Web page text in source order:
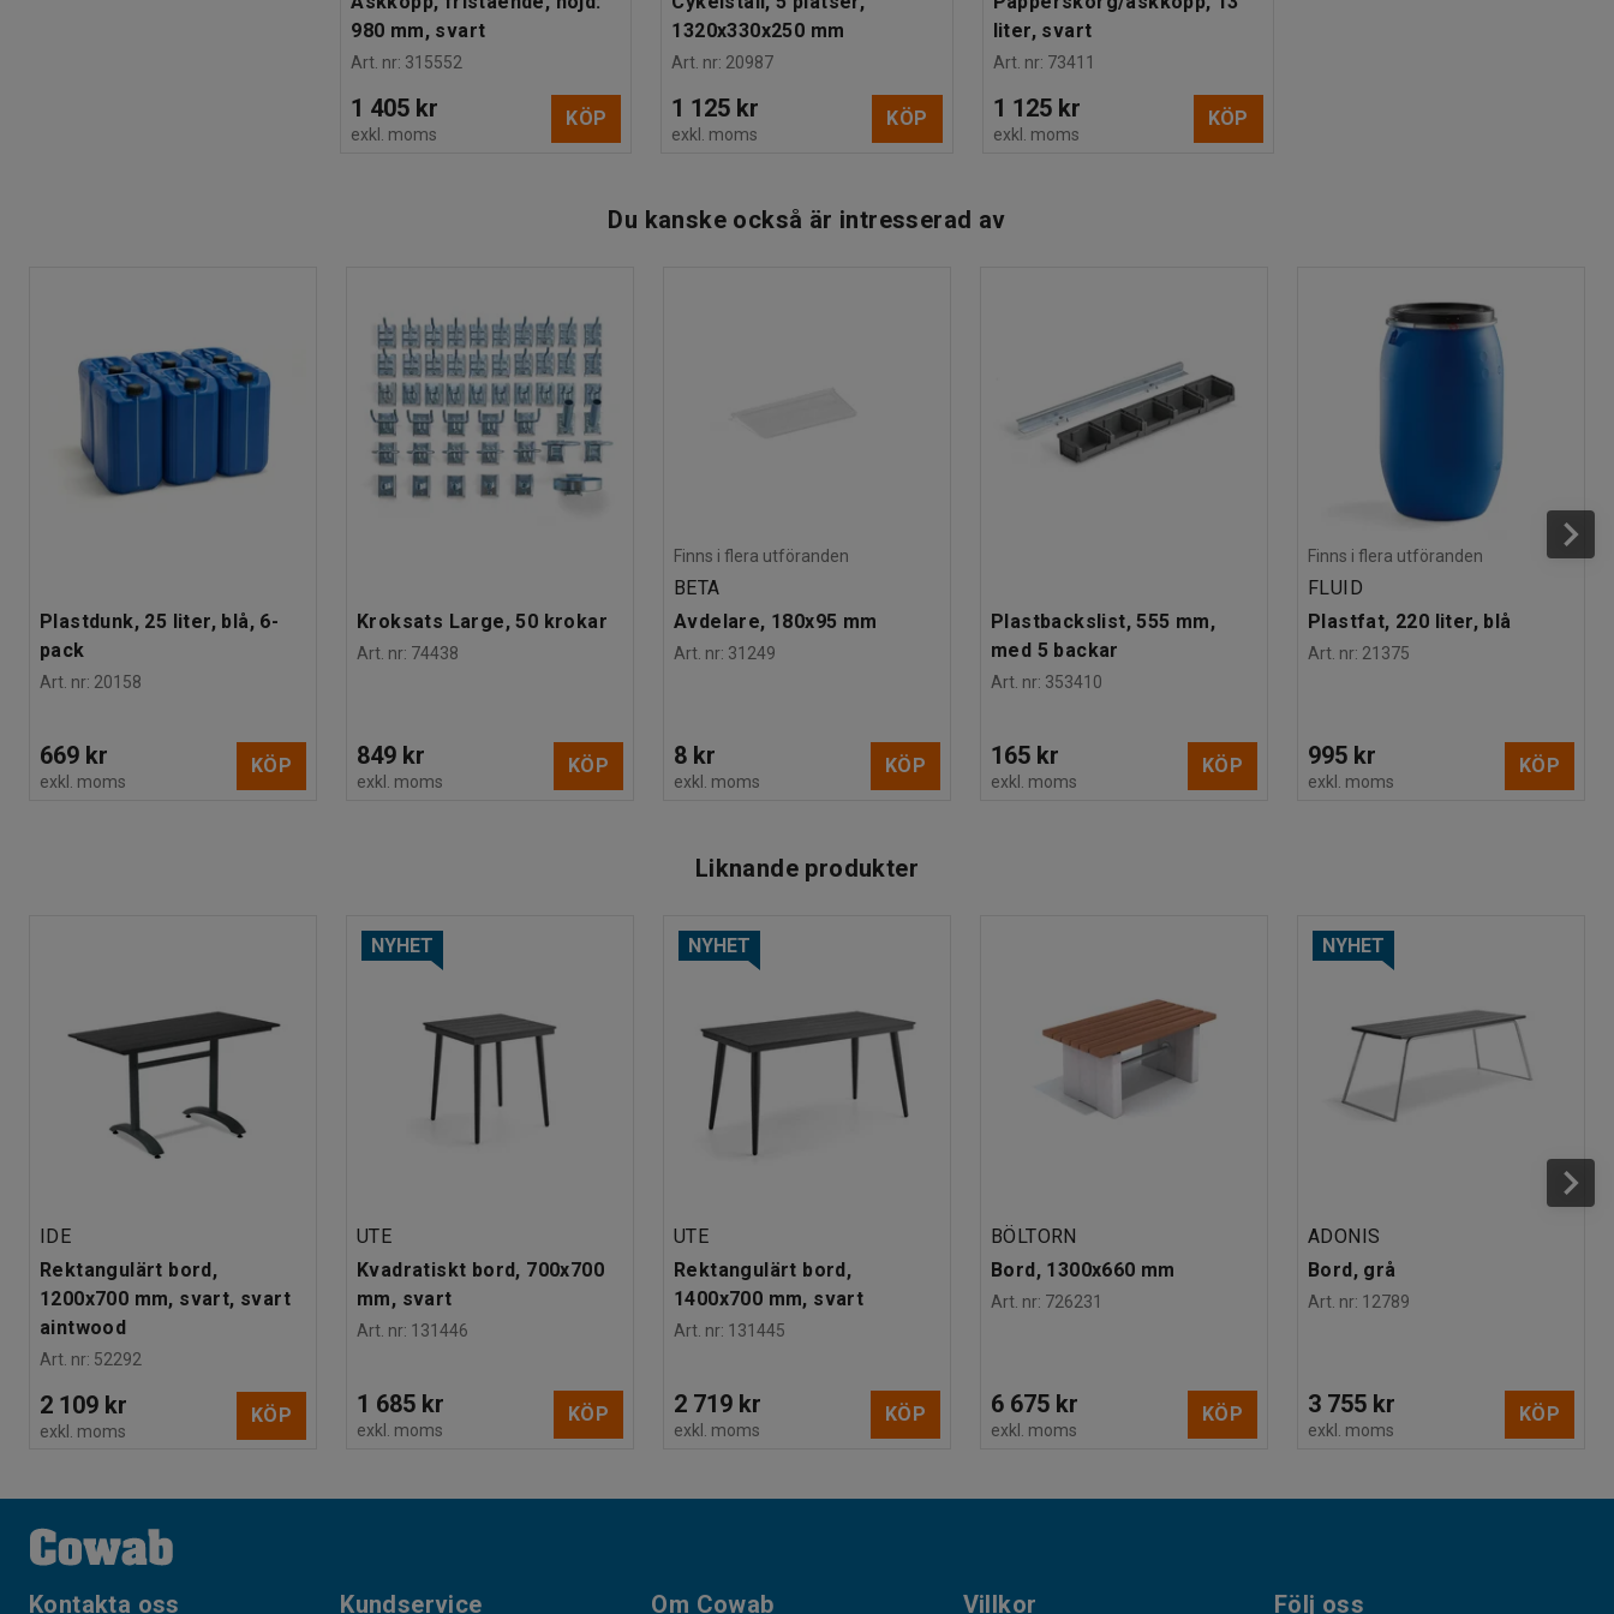
980 mm, svart
Art. nr: 315552
1 405 kr
exkl. moms
KÖP
1320x330x250 mm
Art. nr: 20987
1 125 kr
exkl. moms
KÖP
liter, svart
Art. nr: 73411
1 125 kr
exkl. moms
KÖP
Du kanske också är intresserad av
Plastdunk, 25 liter, blå, 6-
pack
Art. nr: 20158
669 kr
exkl. moms
KÖP
Kroksats Large, 50 krokar
Art. nr: 74438
849 kr
exkl. moms
KÖP
Finns i flera utföranden
BETA
Avdelare, 180x95 mm
Art. nr: 31249
8 kr
exkl. moms
KÖP
Plastbackslist, 555 mm,
med 5 backar
Art. nr: 353410
165 kr
exkl. moms
KÖP
Finns i flera utföranden
FLUID
Plastfat, 220 liter, blå
Art. nr: 21375
995 kr
exkl. moms
KÖP
Liknande produkter
IDE
Rektangulärt bord,
1200x700 mm, svart, svart
aintwood
Art. nr: 52292
2 109 kr
exkl. moms
KÖP
NYHET
UTE
Kvadratiskt bord, 700x700
mm, svart
Art. nr: 131446
1 685 kr
exkl. moms
KÖP
NYHET
UTE
Rektangulärt bord,
1400x700 mm, svart
Art. nr: 131445
2 719 kr
exkl. moms
KÖP
BÖLTORN
Bord, 1300x660 mm
Art. nr: 726231
6 675 kr
exkl. moms
KÖP
NYHET
ADONIS
Bord, grå
Art. nr: 12789
3 755 kr
exkl. moms
KÖP
Kontakta oss Kundservice Om Cowab Villkor Följ oss